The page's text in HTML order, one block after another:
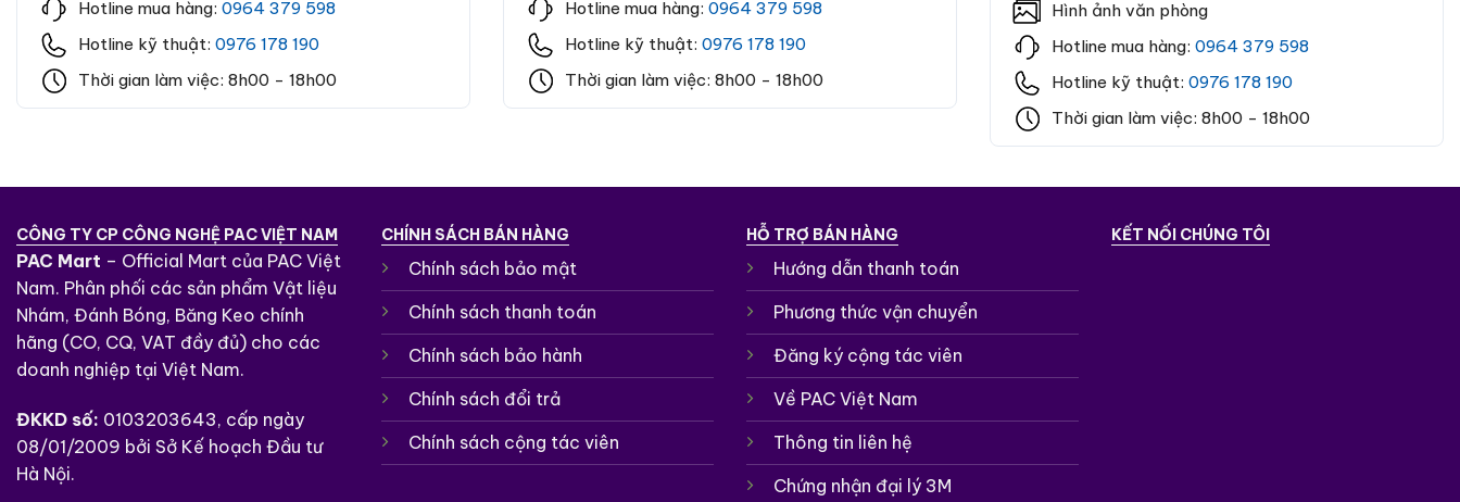
Hotline mua hàng: 0964 379 598
Hotline kỹ thuật: 0976 178 190
Thời gian làm việc: 8h00 - 18h00
Hotline mua hàng: 0964 379 598
Hotline kỹ thuật: 0976 178 190
Thời gian làm việc: 8h00 - 18h00
Hình ảnh văn phòng
Hotline mua hàng: 0964 379 598
Hotline kỹ thuật: 0976 178 190
Thời gian làm việc: 8h00 - 18h00
CÔNG TY CP CÔNG NGHỆ PAC VIỆT NAM
PAC Mart – Official Mart của PAC Việt
Nam. Phân phối các sản phẩm Vật liệu
Nhám, Đánh Bóng, Băng Keo chính
hãng (CO, CQ, VAT đầy đủ) cho các
doanh nghiệp tại Việt Nam.
ĐKKD số: 0103203643, cấp ngày
08/01/2009 bởi Sở Kế hoạch Đầu tư
Hà Nội.
CHÍNH SÁCH BÁN HÀNG
Chính sách bảo mật
Chính sách thanh toán
Chính sách bảo hành
Chính sách đổi trả
Chính sách cộng tác viên
HỖ TRỢ BÁN HÀNG
Hướng dẫn thanh toán
Phương thức vận chuyển
Đăng ký cộng tác viên
Về PAC Việt Nam
Thông tin liên hệ
Chứng nhận đại lý 3M
KẾT NỐI CHÚNG TÔI